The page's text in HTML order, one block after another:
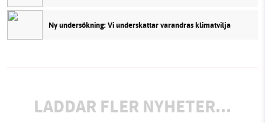
Ny undersökning: Vi underskattar varandras klimatvilja
LADDAR FLER NYHETER...